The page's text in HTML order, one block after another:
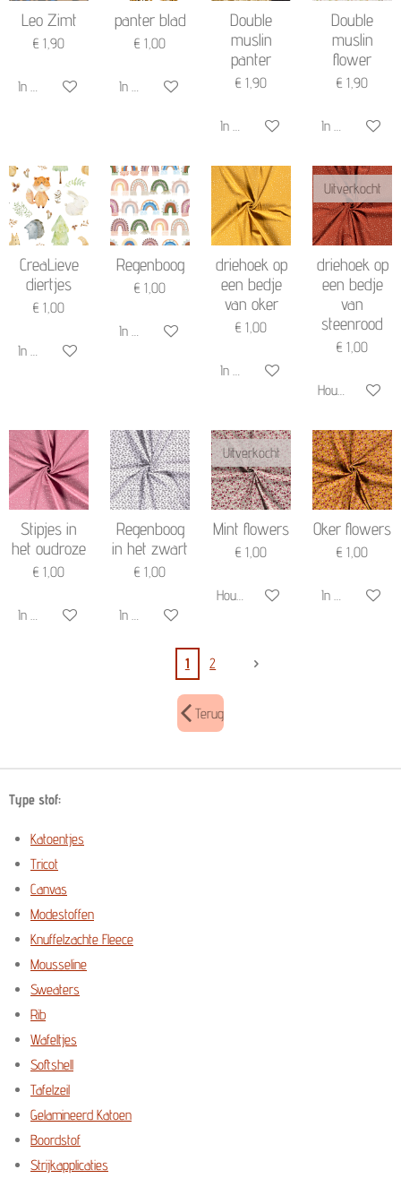
Leo Zimt
€ 1,90
In winkelwagen
panter blad
€ 1,00
In winkelwagen
Double
muslin
panter
€ 1,90
In winkelwagen
Double
muslin
flower
€ 1,90
In winkelwagen
CreaLieve
diertjes
€ 1,00
In winkelwagen
Regenboog
€ 1,00
In winkelwagen
driehoek op
een bedje
van oker
€ 1,00
In winkelwagen
Uitverkocht
driehoek op
een bedje
van
steenrood
€ 1,00
Houd mij op de
Stipjes in
het oudroze
€ 1,00
In winkelwagen
Regenboog
in het zwart
€ 1,00
In winkelwagen
Uitverkocht
Mint flowers
€ 1,00
Houd mij op de hoogte
Oker flowers
€ 1,00
In winkelwagen
1 2
Terug
Type stof:
Katoentjes
Tricot
Canvas
Modestoffen
Knuffelzachte Fleece
Mousseline
Sweaters
Rib
Wafeltjes
Softshell
Tafelzeil
Gelamineerd Katoen
Boordstof
Strijkapplicaties